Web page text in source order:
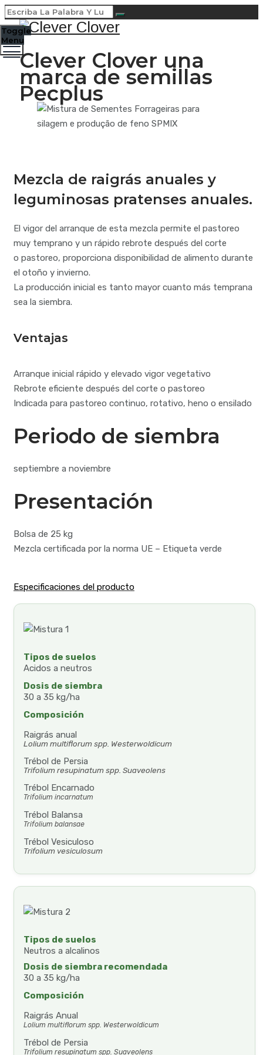
Clever Clover una
marca de semillas
Pecplus
Toggle
Menu
Mezcla de raigrás anuales y
leguminosas pratenses anuales.
El vigor del arranque de esta mezcla permite el pastoreo
muy temprano y un rápido rebrote después del corte
o pastoreo, proporciona disponibilidad de alimento durante
el otoño y invierno.
La producción inicial es tanto mayor cuanto más temprana
sea la siembra.
Ventajas
Arranque inicial rápido y elevado vigor vegetativo
Rebrote eficiente después del corte o pastoreo
Indicada para pastoreo continuo, rotativo, heno o ensilado
Periodo de siembra
septiembre a noviembre
Presentación
Bolsa de 25 kg
Mezcla certificada por la norma UE – Etiqueta verde
Especificaciones del producto
Tipos de suelos
Acidos a neutros
Dosis de siembra
30 a 35 kg/ha
Composición
Raigrás anual
Lolium multiflorum spp. Westerwoldicum
Trébol de Persia
Trifolium resupinatum spp. Suaveolens
Trébol Encarnado
Trifolium incarnatum
Trébol Balansa
Trifolium balansae
Trébol Vesiculoso
Trifolium vesiculosum
Tipos de suelos
Neutros a alcalinos
Dosis de siembra recomendada
30 a 35 kg/ha
Composición
Raigrás Anual
Lolium multiflorum spp. Westerwoldicum
Trébol de Persia
Trifolium resupinatum spp. Suaveolens